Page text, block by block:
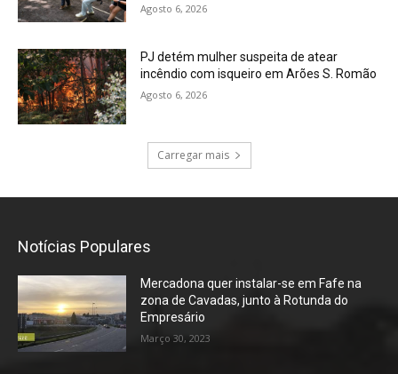
Agosto 6, 2026
PJ detém mulher suspeita de atear
incêndio com isqueiro em Arões S. Romão
Agosto 6, 2026
Carregar mais
Notícias Populares
Mercadona quer instalar-se em Fafe na
zona de Cavadas, junto à Rotunda do
Empresário
Março 30, 2023